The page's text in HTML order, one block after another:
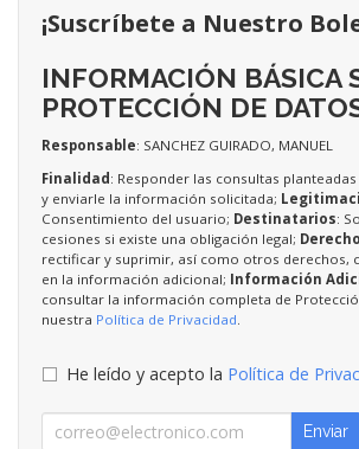
¡Suscríbete a Nuestro
INFORMACIÓN BÁSICA
PROTECCIÓN DE
Responsable: SANCHEZ GUIRADO, MANUEL
Finalidad: Responder las consultas
y enviarle la información solicitada;
Consentimiento del usuario; Destinatarios:
cesiones si existe una obligación legal;
rectificar y suprimir, así como otros derechos,
en la información adicional; Información
consultar la información completa de
nuestra Política de Privacidad
He leído y acepto la Política de
Enviar